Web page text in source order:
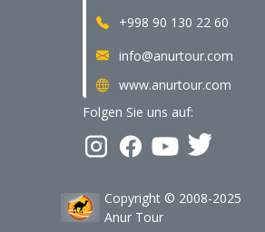
+998 90 130 22 60
info@anurtour.com
www.anurtour.com
Folgen Sie uns auf:
Copyright © 2008-2025
Anur Tour